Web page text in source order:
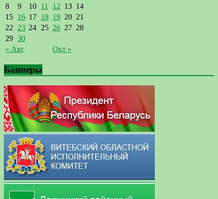
« Авг Окт »
8 9 10 11 12 13 14
15 16 17 18 19 20 21
22 23 24 25 26 27 28
29 30
Баннеры